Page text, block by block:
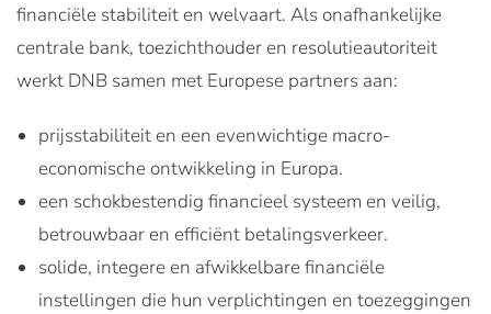
financiële stabiliteit en welvaart. Als onafhankelijke
centrale bank, toezichthouder en resolutieautoriteit
werkt DNB samen met Europese partners aan:
prijsstabiliteit en een evenwichtige macro-
economische ontwikkeling in Europa.
een schokbestendig financieel systeem en veilig,
betrouwbaar en efficiënt betalingsverkeer.
solide, integere en afwikkelbare financiële
instellingen die hun verplichtingen en toezeggingen